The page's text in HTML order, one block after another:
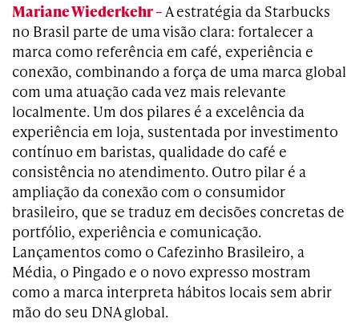
Mariane Wiederkehr –A estratégia da Starbucks
no Brasil parte de uma visão clara: fortalecer a
marca como referência em café, experiência e
conexão, combinando a força de uma marca global
com uma atuação cada vez mais relevante
localmente. Um dos pilares é a excelência da
experiência em loja, sustentada por investimento
contínuo em baristas, qualidade do café e
consistência no atendimento. Outro pilar é a
ampliação da conexão com o consumidor
brasileiro, que se traduz em decisões concretas de
portfólio, experiência e comunicação.
Lançamentos como o Cafezinho Brasileiro, a
Média, o Pingado e o novo expresso mostram
como a marca interpreta hábitos locais sem abrir
mão do seu DNA global.